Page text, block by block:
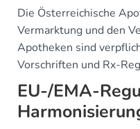
Die Österreichische
Vermarktung und den
Apotheken sind
Vorschriften und Rx-
EU-/EMA-